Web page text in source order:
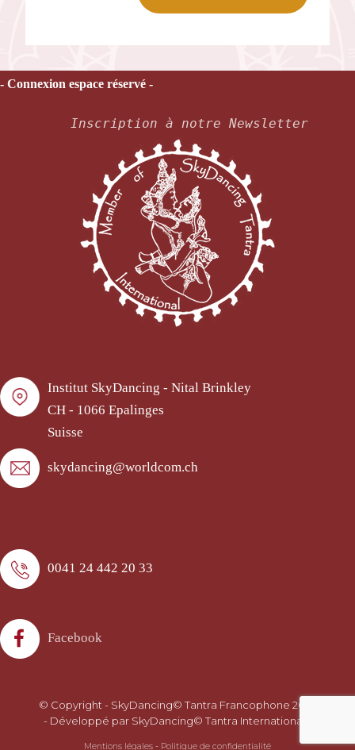
- Connexion espace réservé -
Inscription à notre Newsletter
Institut SkyDancing - Nital Brinkley
CH - 1066 Epalinges
Suisse
skydancing@worldcom.ch
0041 24 442 20 33
Facebook
© Copyright - SkyDancing© Tantra Francophone 2026
- Développé par SkyDancing© Tantra International -
Mentions légales - Politique de confidentialité